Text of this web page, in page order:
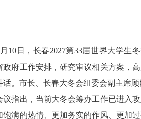
日，长春2027第33届世界大学生冬
政府工作安排，研究审议相关方案，
话。市长、长春大冬会组委会副主席
出，当前大冬会筹办工作已进入攻
饱满的热情、更加务实的作风、更加